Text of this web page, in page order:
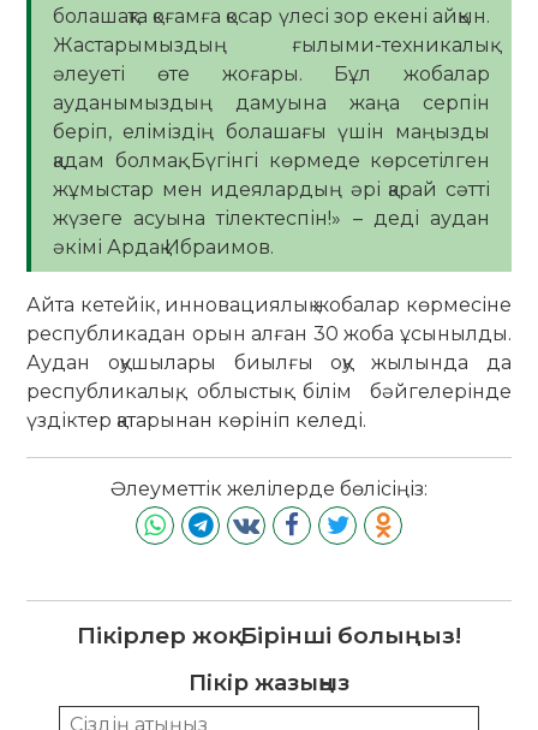
болашақта қоғамға қосар үлесі зор екені айқын.
Жастарымыздың ғылыми-техникалық
әлеуеті өте жоғары. Бұл жобалар
ауданымыздың дамуына жаңа серпін
беріп, еліміздің болашағы үшін маңызды
қадам болмақ. Бүгінгі көрмеде көрсетілген
жұмыстар мен идеялардың әрі қарай сәтті
жүзеге асуына тілектеспін!» – деді аудан
әкімі Ардақ Ибраимов.
Айта кетейік, инновациялық жобалар көрмесіне
республикадан орын алған 30 жоба ұсынылды.
Аудан оқушылары биылғы оқу жылында да
республикалық, облыстық білім бәйгелерінде
үздіктер қатарынан көрініп келеді.
Әлеуметтік желілерде бөлісіңіз:
Пікірлер жоқ. Бірінші болыңыз!
Пікір жазыңыз